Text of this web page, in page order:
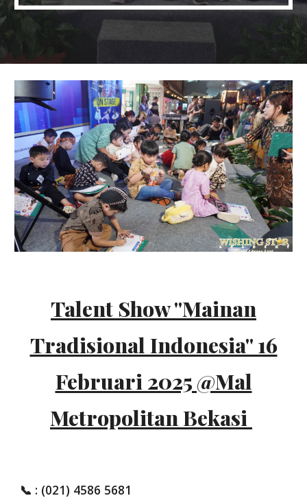
Talent Show "Mainan
Tradisional Indonesia" 16
Februari 2025 @Mal
Metropolitan Bekasi
📞 : (021) 4586 5681